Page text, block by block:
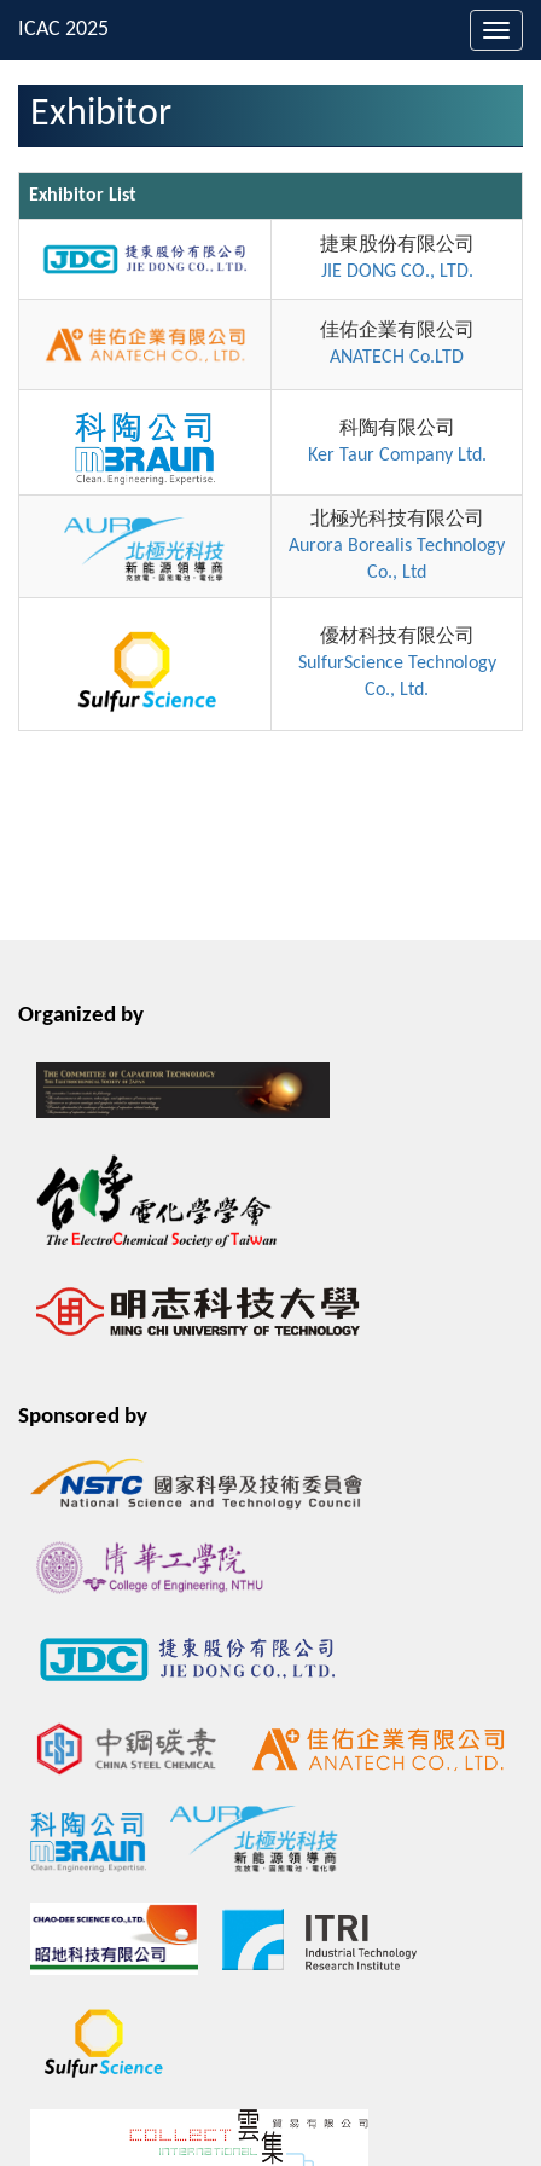
Exhibitor
Exhibitor List
捷東股份有限公司
JIE DONG CO., LTD.
佳佑企業有限公司
ANATECH Co.LTD
科陶有限公司
Ker Taur Company Ltd.
北極光科技有限公司
Aurora Borealis Technology
Co., Ltd
優材科技有限公司
SulfurScience Technology
Co., Ltd.
Organized by
Sponsored by